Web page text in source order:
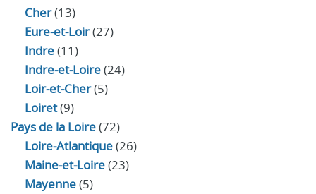
Cher(13)
Eure‑et‑Loir(27)
Indre(11)
Indre‑et‑Loire(24)
Loir‑et‑Cher(5)
Loiret(9)
Pays de la Loire(72)
Loire-Atlantique(26)
Maine-et-Loire(23)
Mayenne(5)